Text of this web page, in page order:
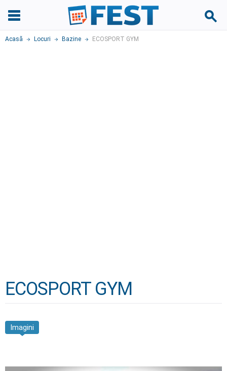
Acasă Locuri Bazine ECOSPORT GYM
ECOSPORT GYM
Imagini